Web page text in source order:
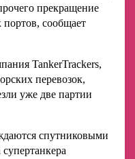
прекращение
сообщает
TankerTrackers,
перевозок,
уже две партии
спутниковыми